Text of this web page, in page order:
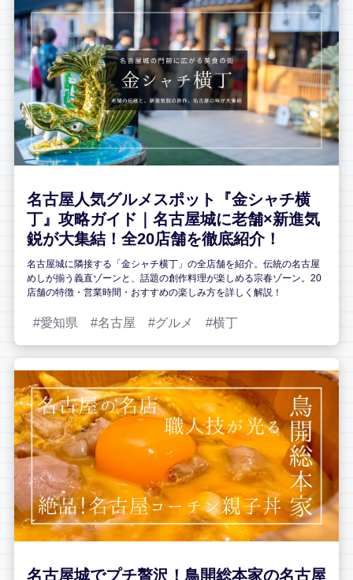
名古屋人気グルメスポット『金シャチ横
丁』攻略ガイド｜名古屋城に老舗×新進気
鋭が大集結！全20店舗を徹底紹介！
名古屋城に隣接する「金シャチ横丁」の全店舗を紹介。伝統の名古屋
めしが揃う義直ゾーンと、話題の創作料理が楽しめる宗春ゾーン。20
店舗の特徴・営業時間・おすすめの楽しみ方を詳しく解説！
愛知県 名古屋 グルメ 横丁
名古屋城でプチ贅沢！鳥開総本家の名古屋